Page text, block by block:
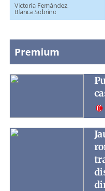
Victoria Fernández
Blanca Sobrino
Premium